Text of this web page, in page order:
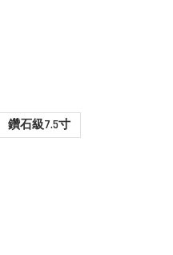
鑽石級7.5寸